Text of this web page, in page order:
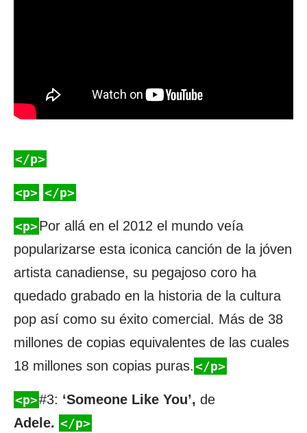
</p>
<p> </p>
<p>Por allá en el 2012 el mundo veía
popularizarse esta iconica canción de la jóven
artista canadiense, su pegajoso coro ha
quedado grabado en la historia de la cultura
pop así como su éxito comercial. Más de 38
millones de copias equivalentes de las cuales
18 millones son copias puras.</p>
<p>#3: ‘Someone Like You’, de
Adele. </p>